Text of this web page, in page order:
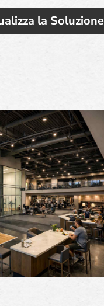
la Soluzione